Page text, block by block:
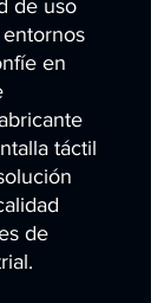
de uso
en
táctil
de